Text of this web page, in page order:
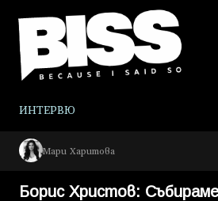
ИНТЕРВЮ
Мари Харитова
Борис Христов: